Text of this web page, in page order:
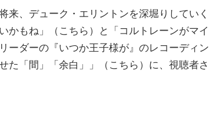
来、デューク・エリントンを深堀りしていく
かもね」（こちら）と「コルトレーンがマイ
ーダーの『いつか王子様が』のレコーディン
た「間」「余白」」（こちら）に、視聴者さ